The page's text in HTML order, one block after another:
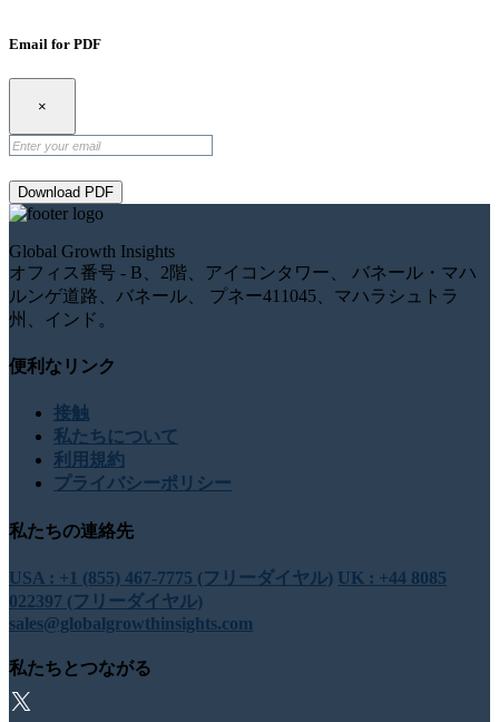
Email for PDF
×
Download PDF
Global Growth Insights
オフィス番号 - B、2階、アイコンタワー、 バネール・マハ
ルンゲ道路、バネール、 プネー411045、マハラシュトラ
州、インド。
便利なリンク
接触
私たちについて
利用規約
プライバシーポリシー
私たちの連絡先
USA : +1 (855) 467-7775 (フリーダイヤル) UK : +44 8085
022397 (フリーダイヤル)
sales@globalgrowthinsights.com
私たちとつながる